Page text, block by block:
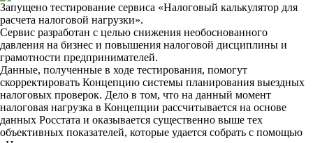
Запущено тестирование сервиса «Налоговый калькулятор для
расчета налоговой нагрузки».
Сервис разработан с целью снижения необоснованного
давления на бизнес и повышения налоговой дисциплины и
грамотности предпринимателей.
Данные, полученные в ходе тестирования, помогут
скорректировать Концепцию системы планирования выездных
налоговых проверок. Дело в том, что на данный момент
налоговая нагрузка в Концепции рассчитывается на основе
данных Росстата и оказывается существенно выше тех
объективных показателей, которые удается собрать с помощью